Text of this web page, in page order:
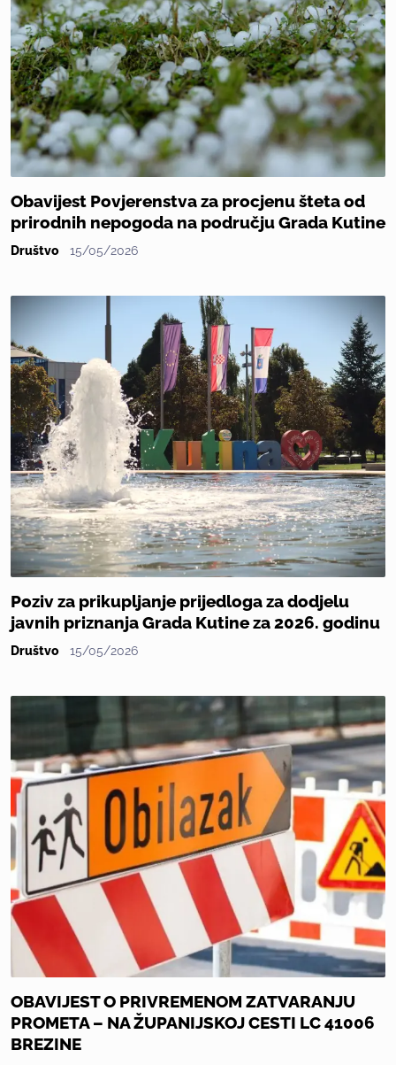
Obavijest Povjerenstva za procjenu šteta od
prirodnih nepogoda na području Grada Kutine
Društvo 15/05/2026
Poziv za prikupljanje prijedloga za dodjelu
javnih priznanja Grada Kutine za 2026. godinu
Društvo 15/05/2026
OBAVIJEST O PRIVREMENOM ZATVARANJU
PROMETA – NA ŽUPANIJSKOJ CESTI LC 41006
BREZINE